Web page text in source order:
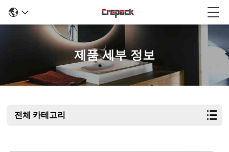
제품 세부 정보
전체 카테고리